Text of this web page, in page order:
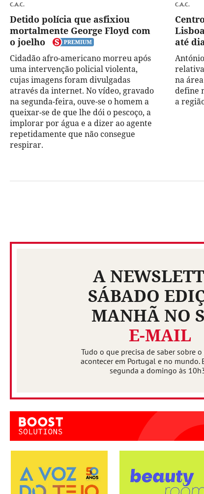
C.A.C.
Detido polícia que asfixiou
mortalmente George Floyd com
o joelho
Cidadão afro-americano morreu após
uma intervenção policial violenta,
cujas imagens foram divulgadas
através da internet. No vídeo, gravado
na segunda-feira, ouve-se o homem a
queixar-se de que lhe dói o pescoço, a
implorar por água e a dizer ao agente
repetidamente que não consegue
respirar.
C.A.C.
até
na
define
a
A
SÁBADO
MANHÃ NO
E-MAIL
Tudo o que precisa de saber sobre o
acontecer em Portugal e no mundo.
segunda a domingo às